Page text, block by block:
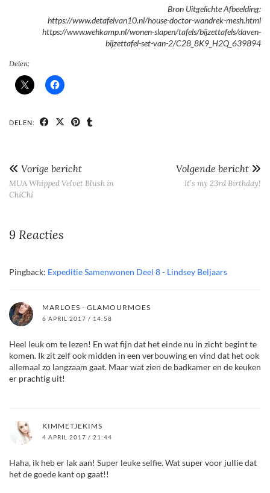
Bron Uitgelichte Afbeelding:
https://www.detafelvan10.nl/house-doctor-wandrek-mesh.html
https://www.wehkamp.nl/wonen-slapen/tafels/bijzettafels/daven-
bijzettafel-set-van-2/C28_8K9_H2Q_639894
Delen:
DELEN:
Vorige bericht
MUA Whipped Velvet Blush in
ChiChi
Volgende bericht
It’s my 23rd Birthday!
9 Reacties
Pingback: Expeditie Samenwonen Deel 8 - Lindsey Beljaars
MARLOES - GLAMOURMOES
6 APRIL 2017 / 14:58
Heel leuk om te lezen! En wat fijn dat het einde nu in zicht begint te
komen. Ik zit zelf ook midden in een verbouwing en vind dat het ook
allemaal zo langzaam gaat. Maar wat zien de badkamer en de keuken
er prachtig uit!
KIMMETJEKIMS
4 APRIL 2017 / 21:44
Haha, ik heb er lak aan! Super leuke selfie. Wat super voor jullie dat
het de goede kant op gaat!!